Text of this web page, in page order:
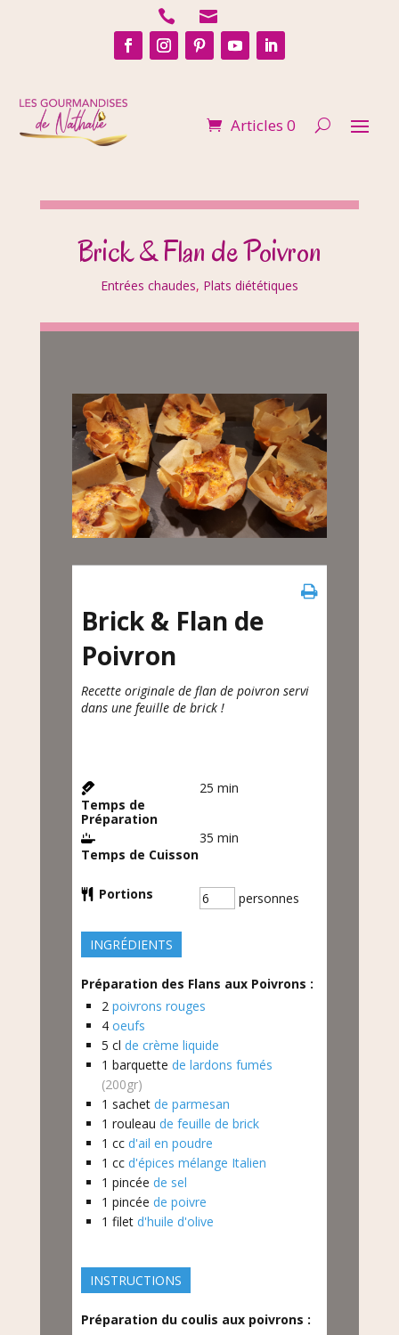
 
Articles 0
Brick & Flan de Poivron
Entrées chaudes, Plats diététiques
Brick & Flan de
Poivron
Recette originale de flan de poivron servi
dans une feuille de brick !
Temps de
Préparation
25 min
Temps de Cuisson
35 min
Portions personnes
INGRÉDIENTS
Préparation des Flans aux Poivrons :
2 poivrons rouges
4 oeufs
5 cl de crème liquide
1 barquette de lardons fumés
(200gr)
1 sachet de parmesan
1 rouleau de feuille de brick
1 cc d'ail en poudre
1 cc d'épices mélange Italien
1 pincée de sel
1 pincée de poivre
1 filet d'huile d'olive
INSTRUCTIONS
Préparation du coulis aux poivrons :